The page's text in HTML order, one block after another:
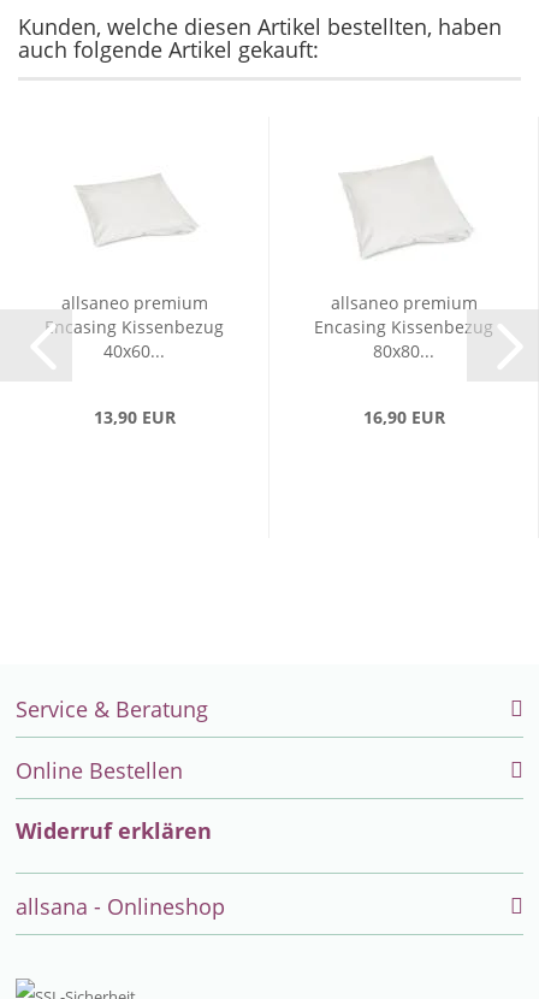
Kunden, welche diesen Artikel bestellten, haben
auch folgende Artikel gekauft:
allsaneo premium
Encasing Kissenbezug
40x60...
13,90 EUR
allsaneo premium
Encasing Kissenbezug
80x80...
16,90 EUR
Service & Beratung
Online Bestellen
Widerruf erklären
allsana - Onlineshop